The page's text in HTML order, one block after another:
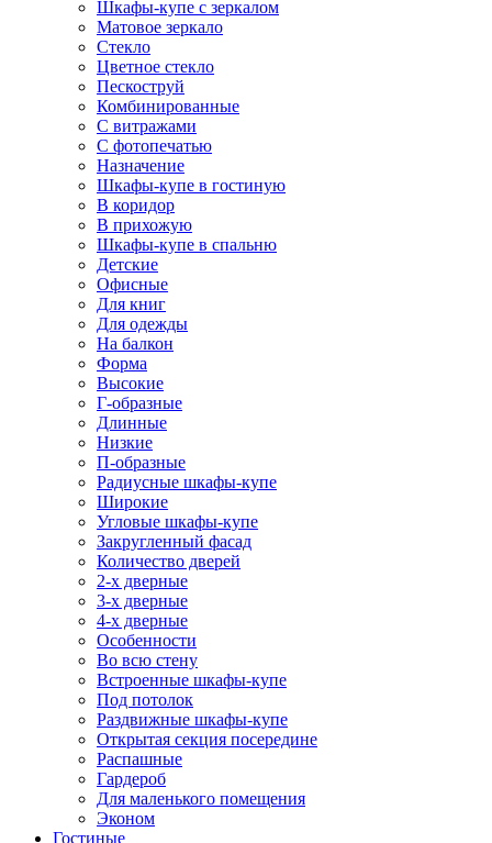
Шкафы-купе с зеркалом
Матовое зеркало
Стекло
Цветное стекло
Пескоструй
Комбинированные
С витражами
С фотопечатью
Назначение
Шкафы-купе в гостиную
В коридор
В прихожую
Шкафы-купе в спальню
Детские
Офисные
Для книг
Для одежды
На балкон
Форма
Высокие
Г-образные
Длинные
Низкие
П-образные
Радиусные шкафы-купе
Широкие
Угловые шкафы-купе
Закругленный фасад
Количество дверей
2-х дверные
3-х дверные
4-х дверные
Особенности
Во всю стену
Встроенные шкафы-купе
Под потолок
Раздвижные шкафы-купе
Открытая секция посередине
Распашные
Гардероб
Для маленького помещения
Эконом
Гостиные